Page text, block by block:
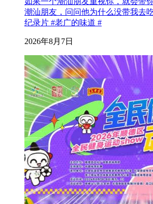
潮汕朋友，问问他为什么没带我去
纪录片 #老广的味道 #
2026年8月7日